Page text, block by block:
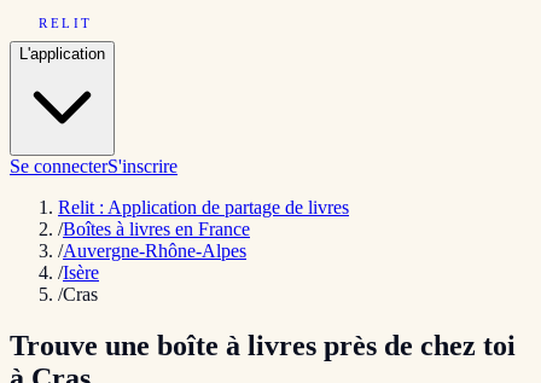
RELIT
L'application
Se connecterS'inscrire
Relit : Application de partage de livres
/Boîtes à livres en France
/Auvergne-Rhône-Alpes
/Isère
/Cras
Trouve une boîte à livres près de chez toi